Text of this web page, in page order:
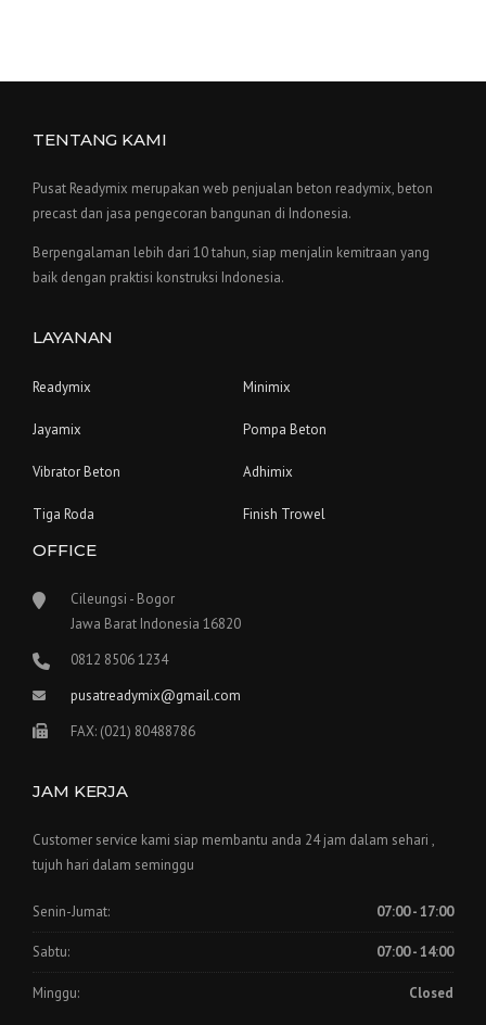
TENTANG KAMI
Pusat Readymix merupakan web penjualan beton readymix, beton
precast dan jasa pengecoran bangunan di Indonesia.
Berpengalaman lebih dari 10 tahun, siap menjalin kemitraan yang
baik dengan praktisi konstruksi Indonesia.
LAYANAN
Readymix Minimix
Jayamix Pompa Beton
Vibrator Beton Adhimix
Tiga Roda Finish Trowel
OFFICE
Cileungsi - Bogor
Jawa Barat Indonesia 16820
0812 8506 1234
pusatreadymix@gmail.com
FAX: (021) 80488786
JAM KERJA
Customer service kami siap membantu anda 24 jam dalam sehari ,
tujuh hari dalam seminggu
Senin-Jumat: 07:00 - 17:00
Sabtu: 07:00 - 14:00
Minggu: Closed